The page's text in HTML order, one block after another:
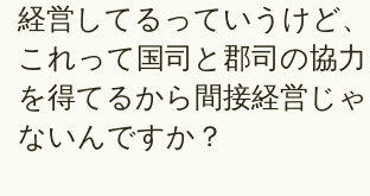
経営してるっていうけど、
これって国司と郡司の協力
を得てるから間接経営じゃ
ないんですか？